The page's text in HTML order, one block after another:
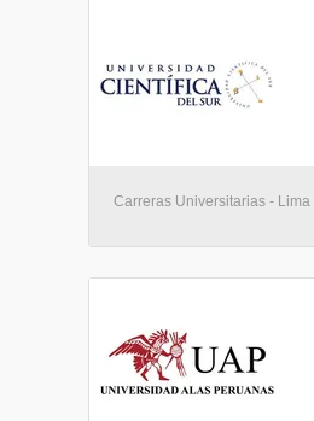
Carreras Universitarias - Lima